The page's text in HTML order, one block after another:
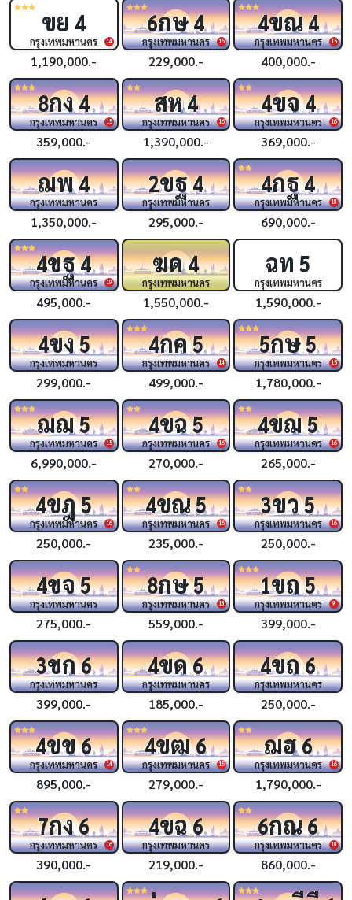
14
ขย 4
กรุงเทพมหานคร
1,190,000.-
15
6กษ4
กรุงเทพมหานคร
229,000.-
15
4ขณ4
กรุงเทพมหานคร
400,000.-
15
8กง4
กรุงเทพมหานคร
359,000.-
16
สห4
กรุงเทพมหานคร
1,390,000.-
16
4ขจ4
กรุงเทพมหานคร
369,000.-
ฌพ4
กรุงเทพมหานคร
1,350,000.-
2ขฐ4
กรุงเทพมหานคร
295,000.-
18
4กฐ4
กรุงเทพมหานคร
690,000.-
19
4ขฐ4
กรุงเทพมหานคร
495,000.-
ฆด4
กรุงเทพมหานคร
1,550,000.-
ฉท 5
กรุงเทพมหานคร
1,590,000.-
4ขง5
กรุงเทพมหานคร
299,000.-
14
4กค5
กรุงเทพมหานคร
499,000.-
15
5กษ5
กรุงเทพมหานคร
1,780,000.-
15
ฌฌ5
กรุงเทพมหานคร
6,990,000.-
16
4ขฉ5
กรุงเทพมหานคร
270,000.-
16
4ขฌ5
กรุงเทพมหานคร
265,000.-
16
4ขฎ5
กรุงเทพมหานคร
250,000.-
16
4ขณ5
กรุงเทพมหานคร
235,000.-
16
3ขว5
กรุงเทพมหานคร
250,000.-
4ขจ5
กรุงเทพมหานคร
275,000.-
18
8กษ5
กรุงเทพมหานคร
559,000.-
9
1ขถ5
กรุงเทพมหานคร
399,000.-
3ขก6
กรุงเทพมหานคร
399,000.-
4ขด6
กรุงเทพมหานคร
185,000.-
4ขถ6
กรุงเทพมหานคร
250,000.-
14
4ขข6
กรุงเทพมหานคร
895,000.-
15
4ขฒ6
กรุงเทพมหานคร
279,000.-
16
ฌฮ6
กรุงเทพมหานคร
1,790,000.-
16
7กง6
กรุงเทพมหานคร
390,000.-
4ขฉ6
กรุงเทพมหานคร
219,000.-
18
6กณ6
กรุงเทพมหานคร
860,000.-